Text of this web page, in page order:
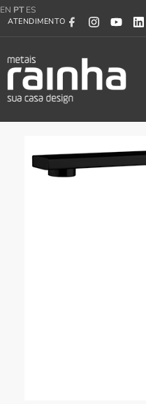
EN PT ES
ATENDIMENTO